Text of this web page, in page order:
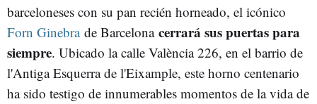
barceloneses con su pan recién horneado, el icónico
Forn Ginebrade Barcelona cerrará sus puertas para
siempre. Ubicado la calle València 226, en el barrio de
l'Antiga Esquerra de l'Eixample, este horno centenario
ha sido testigo de innumerables momentos de la vida de